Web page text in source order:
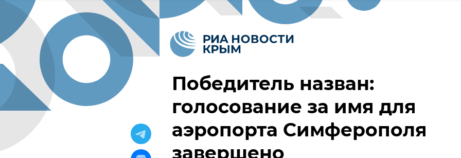
Победитель назван:
голосование за имя для
аэропорта Симферополя
завершено